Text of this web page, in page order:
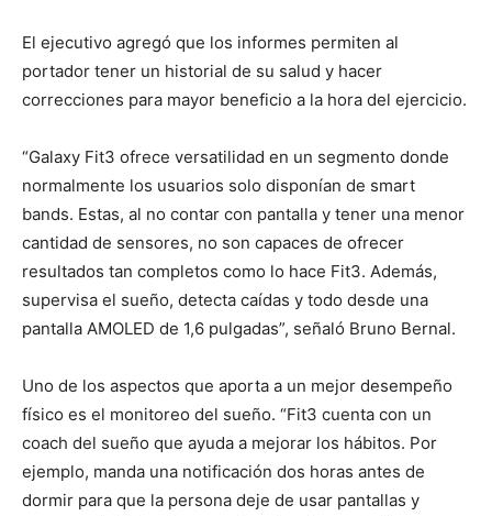
El ejecutivo agregó que los informes permiten al
portador tener un historial de su salud y hacer
correcciones para mayor beneficio a la hora del ejercicio.
“Galaxy Fit3 ofrece versatilidad en un segmento donde
normalmente los usuarios solo disponían de smart
bands. Estas, al no contar con pantalla y tener una menor
cantidad de sensores, no son capaces de ofrecer
resultados tan completos como lo hace Fit3. Además,
supervisa el sueño, detecta caídas y todo desde una
pantalla AMOLED de 1,6 pulgadas”, señaló Bruno Bernal.
Uno de los aspectos que aporta a un mejor desempeño
físico es el monitoreo del sueño. “Fit3 cuenta con un
coach del sueño que ayuda a mejorar los hábitos. Por
ejemplo, manda una notificación dos horas antes de
dormir para que la persona deje de usar pantallas y